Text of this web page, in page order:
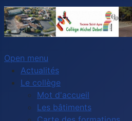
Open menu
Actualités
Le collège
Mot d'accueil
Les bâtiments